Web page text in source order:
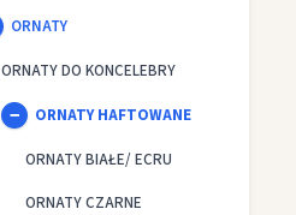
ORNATY
ORNATY DO KONCELEBRY
ORNATY HAFTOWANE
ORNATY BIAŁE/ ECRU
ORNATY CZARNE